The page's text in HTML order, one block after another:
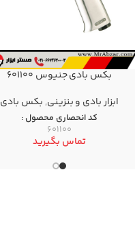
بکس بادی جنیوس 601100
ابزار بادی و بنزینی, بکس بادی
کد انحصاری محصول :
601100
تماس بگیرید